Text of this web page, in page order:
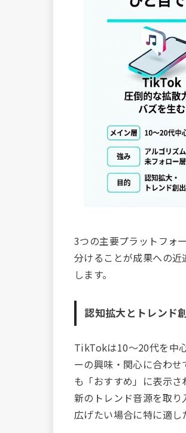
3つの主要プラットフォ
分けることが成果への
します。
認知拡大とトレンド
TikTokは10〜20代を中
ーの興味・関心に合わ
も「おすすめ」に表示
新のトレンド音源を取
広げたい場合に特に適し